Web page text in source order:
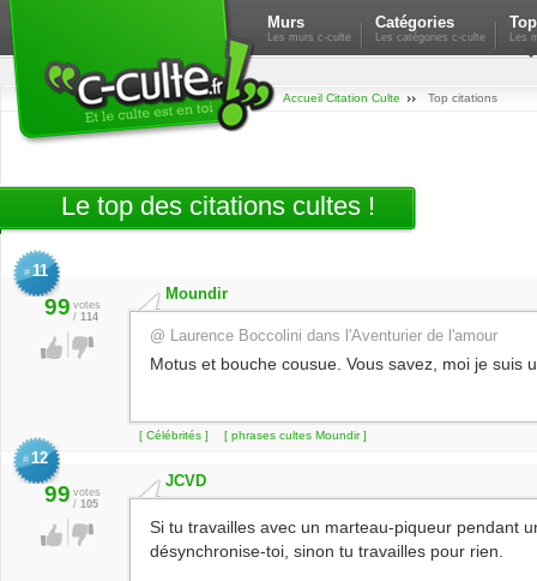
Murs
Les murs c-culte
Catégories
Les catégories c-culte Les
Accueil Citation Culte Top citations
Le top des citations cultes !
# 11
99 votes
/ 114
Moundir
@ Laurence Boccolini dans l'Aventurier de l'amour
Motus et bouche cousue. Vous savez, moi je suis
[ Célébrités ] [ phrases cultes Moundir ]
# 12
99 votes
/ 105
JCVD
Si tu travailles avec un marteau-piqueur pendant
désynchronise-toi, sinon tu travailles pour rien.